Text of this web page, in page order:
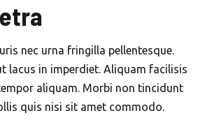
nec urna fringilla pellentesque.
lacus in imperdiet. Aliquam facilisis
aliquam. Morbi non tincidunt
quis nisi sit amet commodo.